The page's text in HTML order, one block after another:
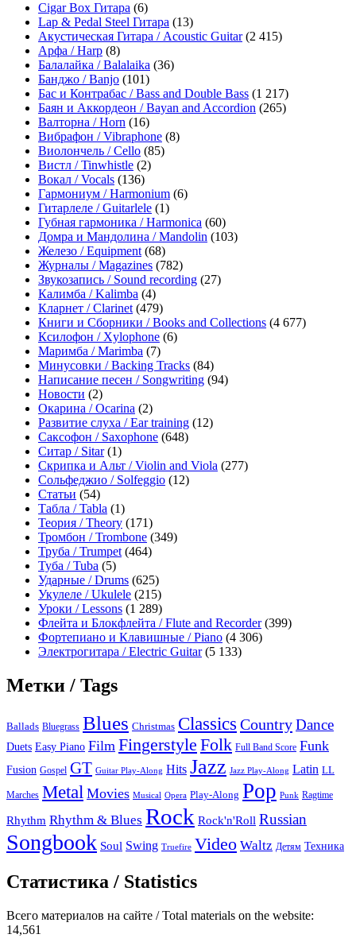
Cigar Box Гитара (6)
Lap & Pedal Steel Гитара (13)
Акустическая Гитара / Acoustic Guitar(2 415)
Арфа / Harp (8)
Балалайка / Balalaika (36)
Банджо / Banjo (101)
Бас и Контрабас / Bass and Double Bass (1 217)
Баян и Аккордеон / Bayan and Accordion (265)
Валторна / Horn (16)
Вибрафон / Vibraphone (8)
Виолончель / Cello (85)
Вистл / Tinwhistle (2)
Вокал / Vocals (136)
Гармониум / Harmonium (6)
Гитарлеле / Guitarlele (1)
Губная гармоника / Harmonica (60)
Домра и Мандолина / Mandolin (103)
Железо / Equipment (68)
Журналы / Magazines (782)
Звукозапись / Sound recording (27)
Калимба / Kalimba (4)
Кларнет / Clarinet (479)
Книги и Сборники / Books and Collections (4 677)
Ксилофон / Xylophone (6)
Маримба / Marimba (7)
Минусовки / Backing Tracks (84)
Написание песен / Songwriting (94)
Новости (2)
Окарина / Ocarina (2)
Развитие слуха / Ear training (12)
Саксофон / Saxophone (648)
Ситар / Sitar(1)
Скрипка и Альт / Violin and Viola (277)
Сольфеджио / Solfeggio (12)
Статьи (54)
Табла / Tabla (1)
Теория / Theory (171)
Тромбон / Trombone (349)
Труба / Trumpet (464)
Туба / Tuba (5)
Ударные / Drums (625)
Укулеле / Ukulele (215)
Уроки / Lessons (1 289)
Флейта и Блокфлейта / Flute and Recorder(399)
Фортепиано и Клавишные / Piano (4 306)
Электрогитара / Electric Guitar(5 133)
Метки / Tags
Ballads Bluegrass Blues Christmas Classics CountryDance
Duets Easy Piano Film Fingerstyle Folk Full Band Score Funk
Fusion Gospel GT Guitar Play-Along Hits Jazz Jazz Play-Along Latin LL
Marches Metal Movies Musical Opera Play-Along Pop Punk Ragtime
Rhythm Rhythm & Blues Rock Rock'n'Roll Russian
Songbook Soul Swing Truefire Video Waltz Детям Техника
Статистика / Statistics
Всего материалов на сайте / Total materials on the website:
14,561